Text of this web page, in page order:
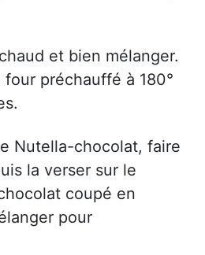
et bien mélanger.
préchauffé à 180°
Nutella-chocolat, faire
la verser sur le
coupé en
pour